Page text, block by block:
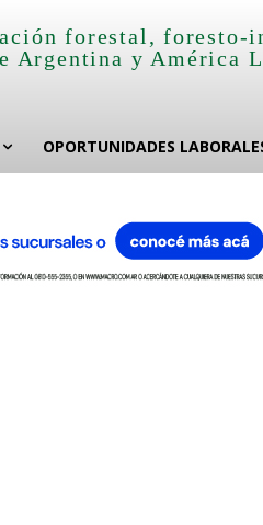
forestal, foresto-
Argentina y América
OPORTUNIDADES